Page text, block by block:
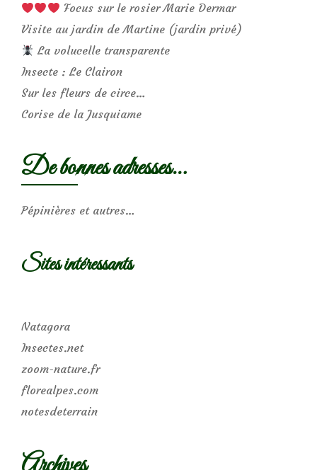
Focus sur le rosier Marie Dermar
Visite au jardin de Martine (jardin privé)
La volucelle transparente
Insecte : Le Clairon
Sur les fleurs de circe…
Corise de la Jusquiame
De bonnes adresses…
Pépinières et autres…
Sites intéressants
Natagora
Insectes.net
zoom-nature.fr
florealpes.com
notesdeterrain